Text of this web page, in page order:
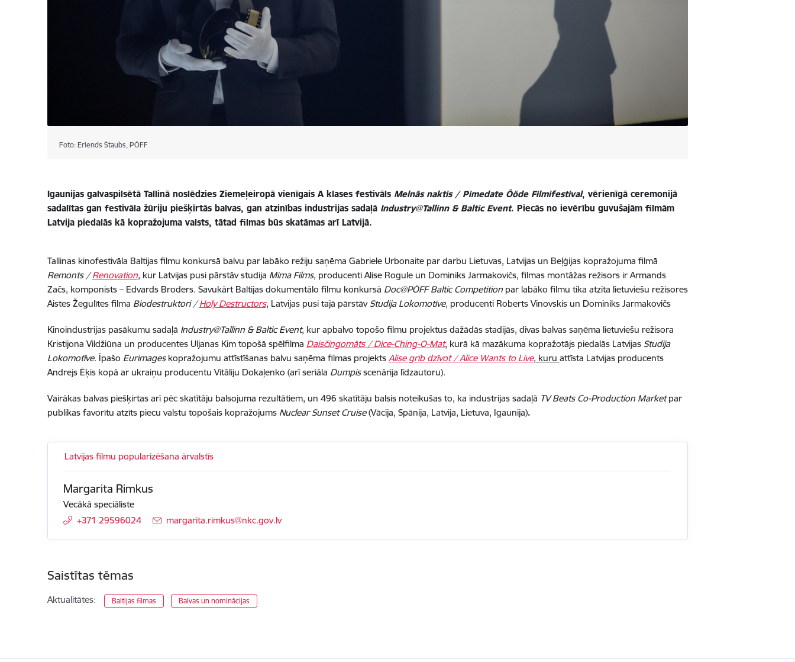
Foto: Erlends Štaubs, PÖFF
Igaunijas galvaspilsētā Tallinā noslēdzies Ziemeļeiropā vienīgais A klases festivāls Melnās naktis / Pimedate Ööde Filmifestival, vērienīgā ceremonijā
sadalītas gan festivāla žūriju piešķirtās balvas, gan atzinības industrijas sadaļā Industry@Tallinn & Baltic Event. Piecās no ievērību guvušajām filmām
Latvija piedalās kā kopražojuma valsts, tātad filmas būs skatāmas arī Latvijā.
Tallinas kinofestivāla Baltijas filmu konkursā balvu par labāko režiju saņēma Gabriele Urbonaite par darbu Lietuvas, Latvijas un Beļģijas kopražojuma filmā
Remonts /Renovation, kur Latvijas pusi pārstāv studija Mima Films, producenti Alise Rogule un Dominiks Jarmakovičs, filmas montāžas režisors ir Armands
Začs, komponists – Edvards Broders. Savukārt Baltijas dokumentālo filmu konkursā Doc@PÖFF Baltic Competitionpar labāko filmu tika atzīta lietuviešu režisores
Aistes Žegulītes filma Biodestruktori /Holy Destructors, Latvijas pusi tajā pārstāv Studija Lokomotīve, producenti Roberts Vinovskis un Dominiks Jarmakovičs
Kinoindustrijas pasākumu sadaļā Industry@Tallinn & Baltic Event, kur apbalvo topošo filmu projektus dažādās stadijās, divas balvas saņēma lietuviešu režisora
Kristijona Vildžiūna un producentes Uljanas Kim topošā spēlfilma Daisčingomāts / Dice-Ching-O-Mat, kurā kā mazākuma kopražotājs piedalās Latvijas Studija
Lokomotīve. Īpašo Eurimageskopražojumu attīstīšanas balvu saņēma filmas projekts Alise grib dzīvot / Alice Wants to Live, kuru attīsta Latvijas producents
Andrejs Ēķis kopā ar ukraiņu producentu Vitāliju Dokaļenko (arī seriāla Dumpisscenārija līdzautoru).
Vairākas balvas piešķirtas arī pēc skatītāju balsojuma rezultātiem, un 496 skatītāju balsis noteikušas to, ka industrijas sadaļā TV Beats Co-Production Marketpar
publikas favorītu atzīts piecu valstu topošais kopražojums Nuclear Sunset Cruise (Vācija, Spānija, Latvija, Lietuva, Igaunija).
Latvijas filmu popularizēšana ārvalstīs
Margarita Rimkus
Vecākā speciāliste
+371 29596024
E-pasts:
margarita.rimkus@nkc.gov.lv
Saistītas tēmas
Aktualitātes: Baltijas filmas Balvas un nominācijas